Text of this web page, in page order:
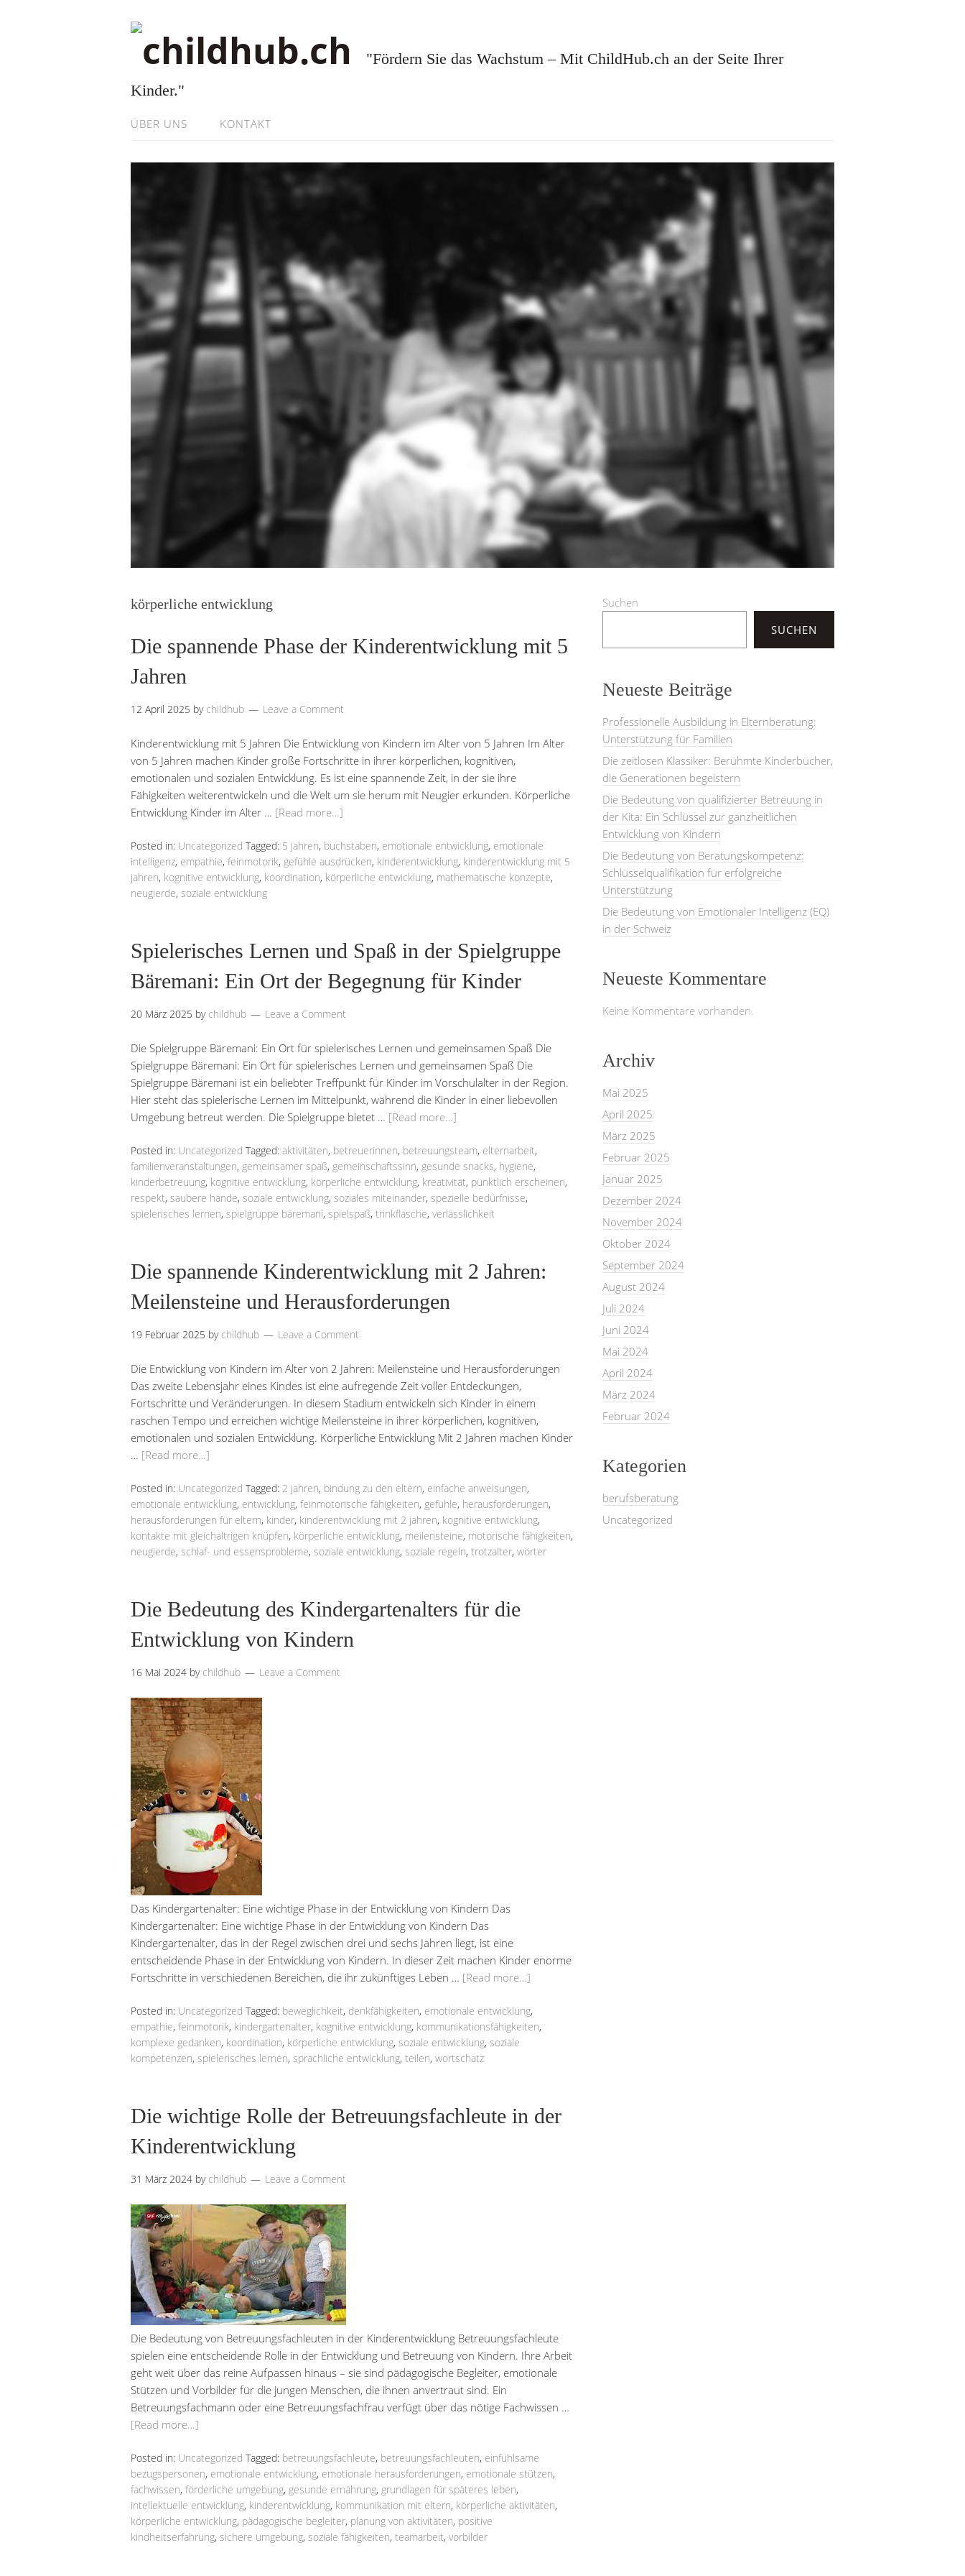
"Fördern Sie das Wachstum – Mit ChildHub.ch an der Seite Ihrer
Kinder."
ÜBER UNS KONTAKT
körperliche entwicklung
Die spannende Phase der Kinderentwicklung mit 5
Jahren
12 April 2025 by childhub Leave a Comment
Kinderentwicklung mit 5 Jahren Die Entwicklung von Kindern im Alter von 5 Jahren Im Alter
von 5 Jahren machen Kinder große Fortschritte in ihrer körperlichen, kognitiven,
emotionalen und sozialen Entwicklung. Es ist eine spannende Zeit, in der sie ihre
Fähigkeiten weiterentwickeln und die Welt um sie herum mit Neugier erkunden. Körperliche
Entwicklung Kinder im Alter … [Read more…]
Posted in: Uncategorized Tagged: 5 jahren, buchstaben, emotionale entwicklung, emotionale
intelligenz, empathie, feinmotorik, gefühle ausdrücken, kinderentwicklung, kinderentwicklung mit 5
jahren, kognitive entwicklung, koordination, körperliche entwicklung, mathematische konzepte,
neugierde, soziale entwicklung
Spielerisches Lernen und Spaß in der Spielgruppe
Bäremani: Ein Ort der Begegnung für Kinder
20 März 2025 by childhub Leave a Comment
Die Spielgruppe Bäremani: Ein Ort für spielerisches Lernen und gemeinsamen Spaß Die
Spielgruppe Bäremani: Ein Ort für spielerisches Lernen und gemeinsamen Spaß Die
Spielgruppe Bäremani ist ein beliebter Treffpunkt für Kinder im Vorschulalter in der Region.
Hier steht das spielerische Lernen im Mittelpunkt, während die Kinder in einer liebevollen
Umgebung betreut werden. Die Spielgruppe bietet … [Read more…]
Posted in: Uncategorized Tagged: aktivitäten, betreuerinnen, betreuungsteam, elternarbeit,
familienveranstaltungen, gemeinsamer spaß, gemeinschaftssinn, gesunde snacks, hygiene,
kinderbetreuung, kognitive entwicklung, körperliche entwicklung, kreativität, pünktlich erscheinen,
respekt, saubere hände, soziale entwicklung, soziales miteinander, spezielle bedürfnisse,
spielerisches lernen, spielgruppe bäremani, spielspaß, trinkflasche, verlässlichkeit
Die spannende Kinderentwicklung mit 2 Jahren:
Meilensteine und Herausforderungen
19 Februar 2025 by childhub Leave a Comment
Die Entwicklung von Kindern im Alter von 2 Jahren: Meilensteine und Herausforderungen
Das zweite Lebensjahr eines Kindes ist eine aufregende Zeit voller Entdeckungen,
Fortschritte und Veränderungen. In diesem Stadium entwickeln sich Kinder in einem
raschen Tempo und erreichen wichtige Meilensteine in ihrer körperlichen, kognitiven,
emotionalen und sozialen Entwicklung. Körperliche Entwicklung Mit 2 Jahren machen Kinder
… [Read more…]
Posted in: Uncategorized Tagged: 2 jahren, bindung zu den eltern, einfache anweisungen,
emotionale entwicklung, entwicklung, feinmotorische fähigkeiten, gefühle, herausforderungen,
herausforderungen für eltern, kinder, kinderentwicklung mit 2 jahren, kognitive entwicklung,
kontakte mit gleichaltrigen knüpfen, körperliche entwicklung, meilensteine, motorische fähigkeiten,
neugierde, schlaf- und essensprobleme, soziale entwicklung, soziale regeln, trotzalter, wörter
Die Bedeutung des Kindergartenalters für die
Entwicklung von Kindern
16 Mai 2024 by childhub Leave a Comment
Das Kindergartenalter: Eine wichtige Phase in der Entwicklung von Kindern Das
Kindergartenalter: Eine wichtige Phase in der Entwicklung von Kindern Das
Kindergartenalter, das in der Regel zwischen drei und sechs Jahren liegt, ist eine
entscheidende Phase in der Entwicklung von Kindern. In dieser Zeit machen Kinder enorme
Fortschritte in verschiedenen Bereichen, die ihr zukünftiges Leben … [Read more…]
Posted in: Uncategorized Tagged: beweglichkeit, denkfähigkeiten, emotionale entwicklung,
empathie, feinmotorik, kindergartenalter, kognitive entwicklung, kommunikationsfähigkeiten,
komplexe gedanken, koordination, körperliche entwicklung, soziale entwicklung, soziale
kompetenzen, spielerisches lernen, sprachliche entwicklung, teilen, wortschatz
Die wichtige Rolle der Betreuungsfachleute in der
Kinderentwicklung
31 März 2024 by childhub Leave a Comment
Die Bedeutung von Betreuungsfachleuten in der Kinderentwicklung Betreuungsfachleute
spielen eine entscheidende Rolle in der Entwicklung und Betreuung von Kindern. Ihre Arbeit
geht weit über das reine Aufpassen hinaus – sie sind pädagogische Begleiter, emotionale
Stützen und Vorbilder für die jungen Menschen, die ihnen anvertraut sind. Ein
Betreuungsfachmann oder eine Betreuungsfachfrau verfügt über das nötige Fachwissen …
[Read more…]
Posted in: Uncategorized Tagged: betreuungsfachleute, betreuungsfachleuten, einfühlsame
bezugspersonen, emotionale entwicklung, emotionale herausforderungen, emotionale stützen,
fachwissen, förderliche umgebung, gesunde ernährung, grundlagen für späteres leben,
intellektuelle entwicklung, kinderentwicklung, kommunikation mit eltern, körperliche aktivitäten,
körperliche entwicklung, pädagogische begleiter, planung von aktivitäten, positive
kindheitserfahrung, sichere umgebung, soziale fähigkeiten, teamarbeit, vorbilder
Suchen
SUCHEN
Neueste Beiträge
Professionelle Ausbildung in Elternberatung:
Unterstützung für Familien
Die zeitlosen Klassiker: Berühmte Kinderbücher,
die Generationen begeistern
Die Bedeutung von qualifizierter Betreuung in
der Kita: Ein Schlüssel zur ganzheitlichen
Entwicklung von Kindern
Die Bedeutung von Beratungskompetenz:
Schlüsselqualifikation für erfolgreiche
Unterstützung
Die Bedeutung von Emotionaler Intelligenz (EQ)
in der Schweiz
Neueste Kommentare
Keine Kommentare vorhanden.
Archiv
Mai 2025
April 2025
März 2025
Februar 2025
Januar 2025
Dezember 2024
November 2024
Oktober 2024
September 2024
August 2024
Juli 2024
Juni 2024
Mai 2024
April 2024
März 2024
Februar 2024
Kategorien
berufsberatung
Uncategorized